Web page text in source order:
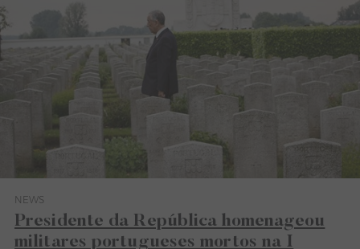
Category News
NEWS
Presidente da República homenageou
militares portugueses mortos na I